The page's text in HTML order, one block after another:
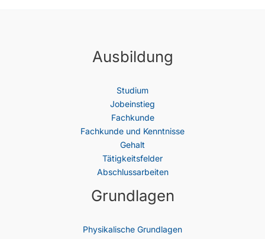
Ausbildung
Studium
Jobeinstieg
Fachkunde
Fachkunde und Kenntnisse
Gehalt
Tätigkeitsfelder
Abschlussarbeiten
Grundlagen
Physikalische Grundlagen